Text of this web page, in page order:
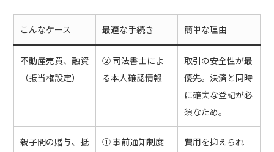
こんなケース 最適な手続き 簡単な理由
不動産売買、融資
（抵当権設定）
② 司法書士によ
る本人確認情報
取引の安全性が最
優先。決済と同時
に確実な登記が必
須なため。
親子間の贈与、抵
① 事前通知制度
費用を抑えられ